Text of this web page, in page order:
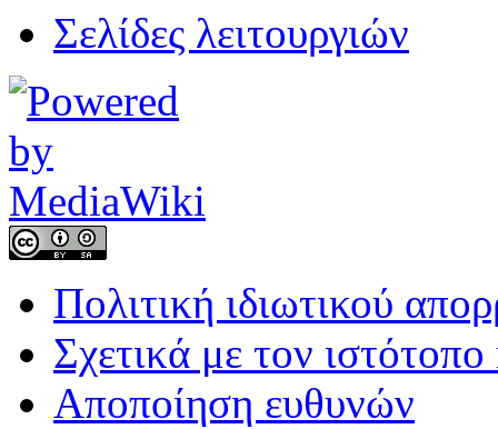
Σελίδες λειτουργιών
Πολιτική ιδιωτικού
Σχετικά με τον
Αποποίηση ευθυνών